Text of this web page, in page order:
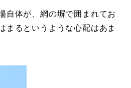
自体が、網の塀で囲まれてお
まるというような心配はあま